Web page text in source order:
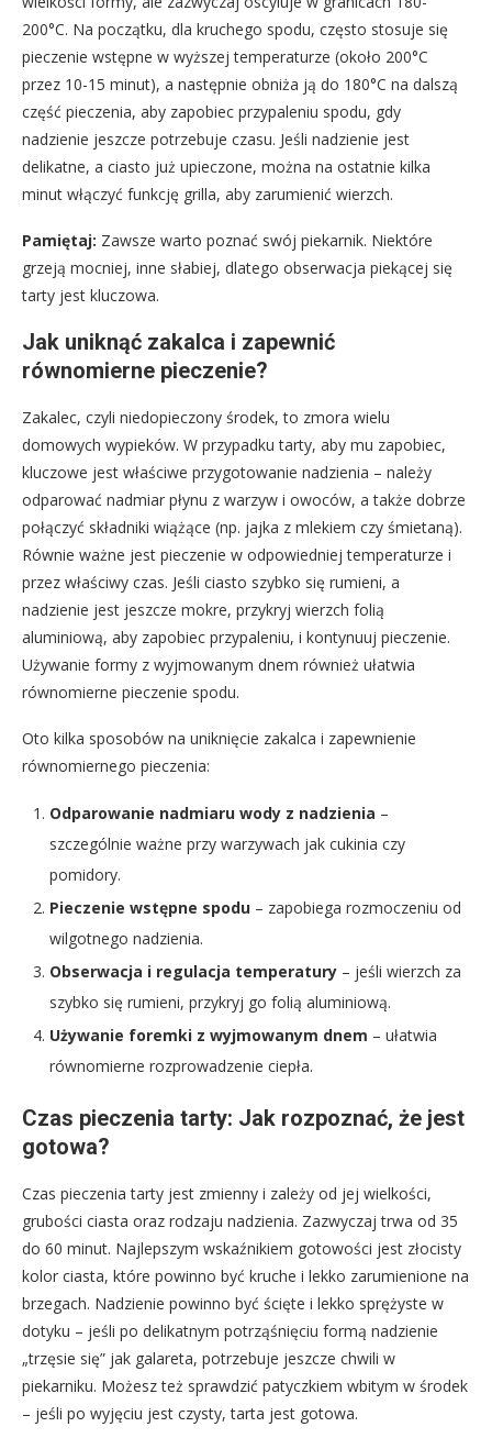
200°C. Na początku, dla kruchego spodu, często stosuje się
pieczenie wstępne w wyższej temperaturze (około 200°C
przez 10-15 minut), a następnie obniża ją do 180°C na dalszą
część pieczenia, aby zapobiec przypaleniu spodu, gdy
nadzienie jeszcze potrzebuje czasu. Jeśli nadzienie jest
delikatne, a ciasto już upieczone, można na ostatnie kilka
minut włączyć funkcję grilla, aby zarumienić wierzch.
Pamiętaj: Zawsze warto poznać swój piekarnik. Niektóre
grzeją mocniej, inne słabiej, dlatego obserwacja piekącej się
tarty jest kluczowa.
Jak uniknąć zakalca i zapewnić
równomierne pieczenie?
Zakalec, czyli niedopieczony środek, to zmora wielu
domowych wypieków. W przypadku tarty, aby mu zapobiec,
kluczowe jest właściwe przygotowanie nadzienia – należy
odparować nadmiar płynu z warzyw i owoców, a także dobrze
połączyć składniki wiążące (np. jajka z mlekiem czy śmietaną).
Równie ważne jest pieczenie w odpowiedniej temperaturze i
przez właściwy czas. Jeśli ciasto szybko się rumieni, a
nadzienie jest jeszcze mokre, przykryj wierzch folią
aluminiową, aby zapobiec przypaleniu, i kontynuuj pieczenie.
Używanie formy z wyjmowanym dnem również ułatwia
równomierne pieczenie spodu.
Oto kilka sposobów na uniknięcie zakalca i zapewnienie
równomiernego pieczenia:
Odparowanie nadmiaru wody z nadzienia –
szczególnie ważne przy warzywach jak cukinia czy
pomidory.
Pieczenie wstępne spodu – zapobiega rozmoczeniu od
wilgotnego nadzienia.
Obserwacja i regulacja temperatury – jeśli wierzch za
szybko się rumieni, przykryj go folią aluminiową.
Używanie foremki z wyjmowanym dnem – ułatwia
równomierne rozprowadzenie ciepła.
Czas pieczenia tarty: Jak rozpoznać, że jest
gotowa?
Czas pieczenia tarty jest zmienny i zależy od jej wielkości,
grubości ciasta oraz rodzaju nadzienia. Zazwyczaj trwa od 35
do 60 minut. Najlepszym wskaźnikiem gotowości jest złocisty
kolor ciasta, które powinno być kruche i lekko zarumienione na
brzegach. Nadzienie powinno być ścięte i lekko sprężyste w
dotyku – jeśli po delikatnym potrząśnięciu formą nadzienie
„trzęsie się” jak galareta, potrzebuje jeszcze chwili w
piekarniku. Możesz też sprawdzić patyczkiem wbitym w środek
– jeśli po wyjęciu jest czysty, tarta jest gotowa.